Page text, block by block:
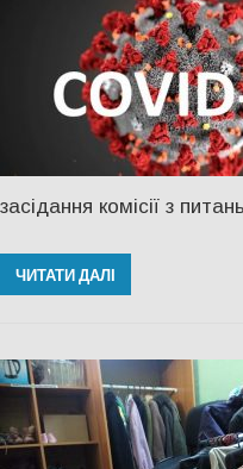
засідання комісії з
ЧИТАТИ ДАЛІ